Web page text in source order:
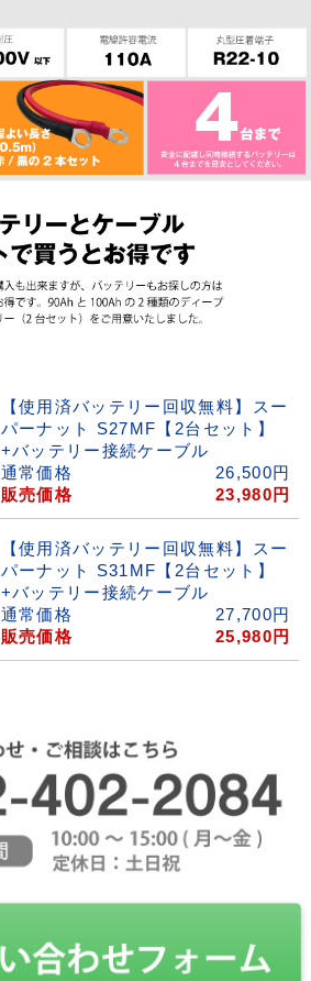
【使用済バッテリー回収無料】スー
パーナット S27MF【2台セット】
+バッテリー接続ケーブル
通常価格
26,500円
販売価格
23,980 円
【使用済バッテリー回収無料】スー
パーナット S31MF【2台セット】
+バッテリー接続ケーブル
通常価格
27,700円
販売価格
25,980 円